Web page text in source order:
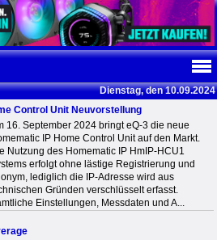
Dienstag, den 10.09.2024
Control Unit Neuvorstellung
16. September 2024 bringt eQ-3 die neue
IP Home Control Unit auf den Markt.
Nutzung des Homematic IP HmIP-HCU1
erfolgt ohne lästige Registrierung und
lediglich die IP-Adresse wird aus
Gründen verschlüsselt erfasst.
Einstellungen, Messdaten und A...